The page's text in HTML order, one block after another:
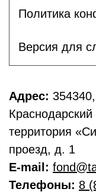
Политика
Версия для
Адрес:
территория
проезд, д. 1
E-mail:
Телефоны: 8